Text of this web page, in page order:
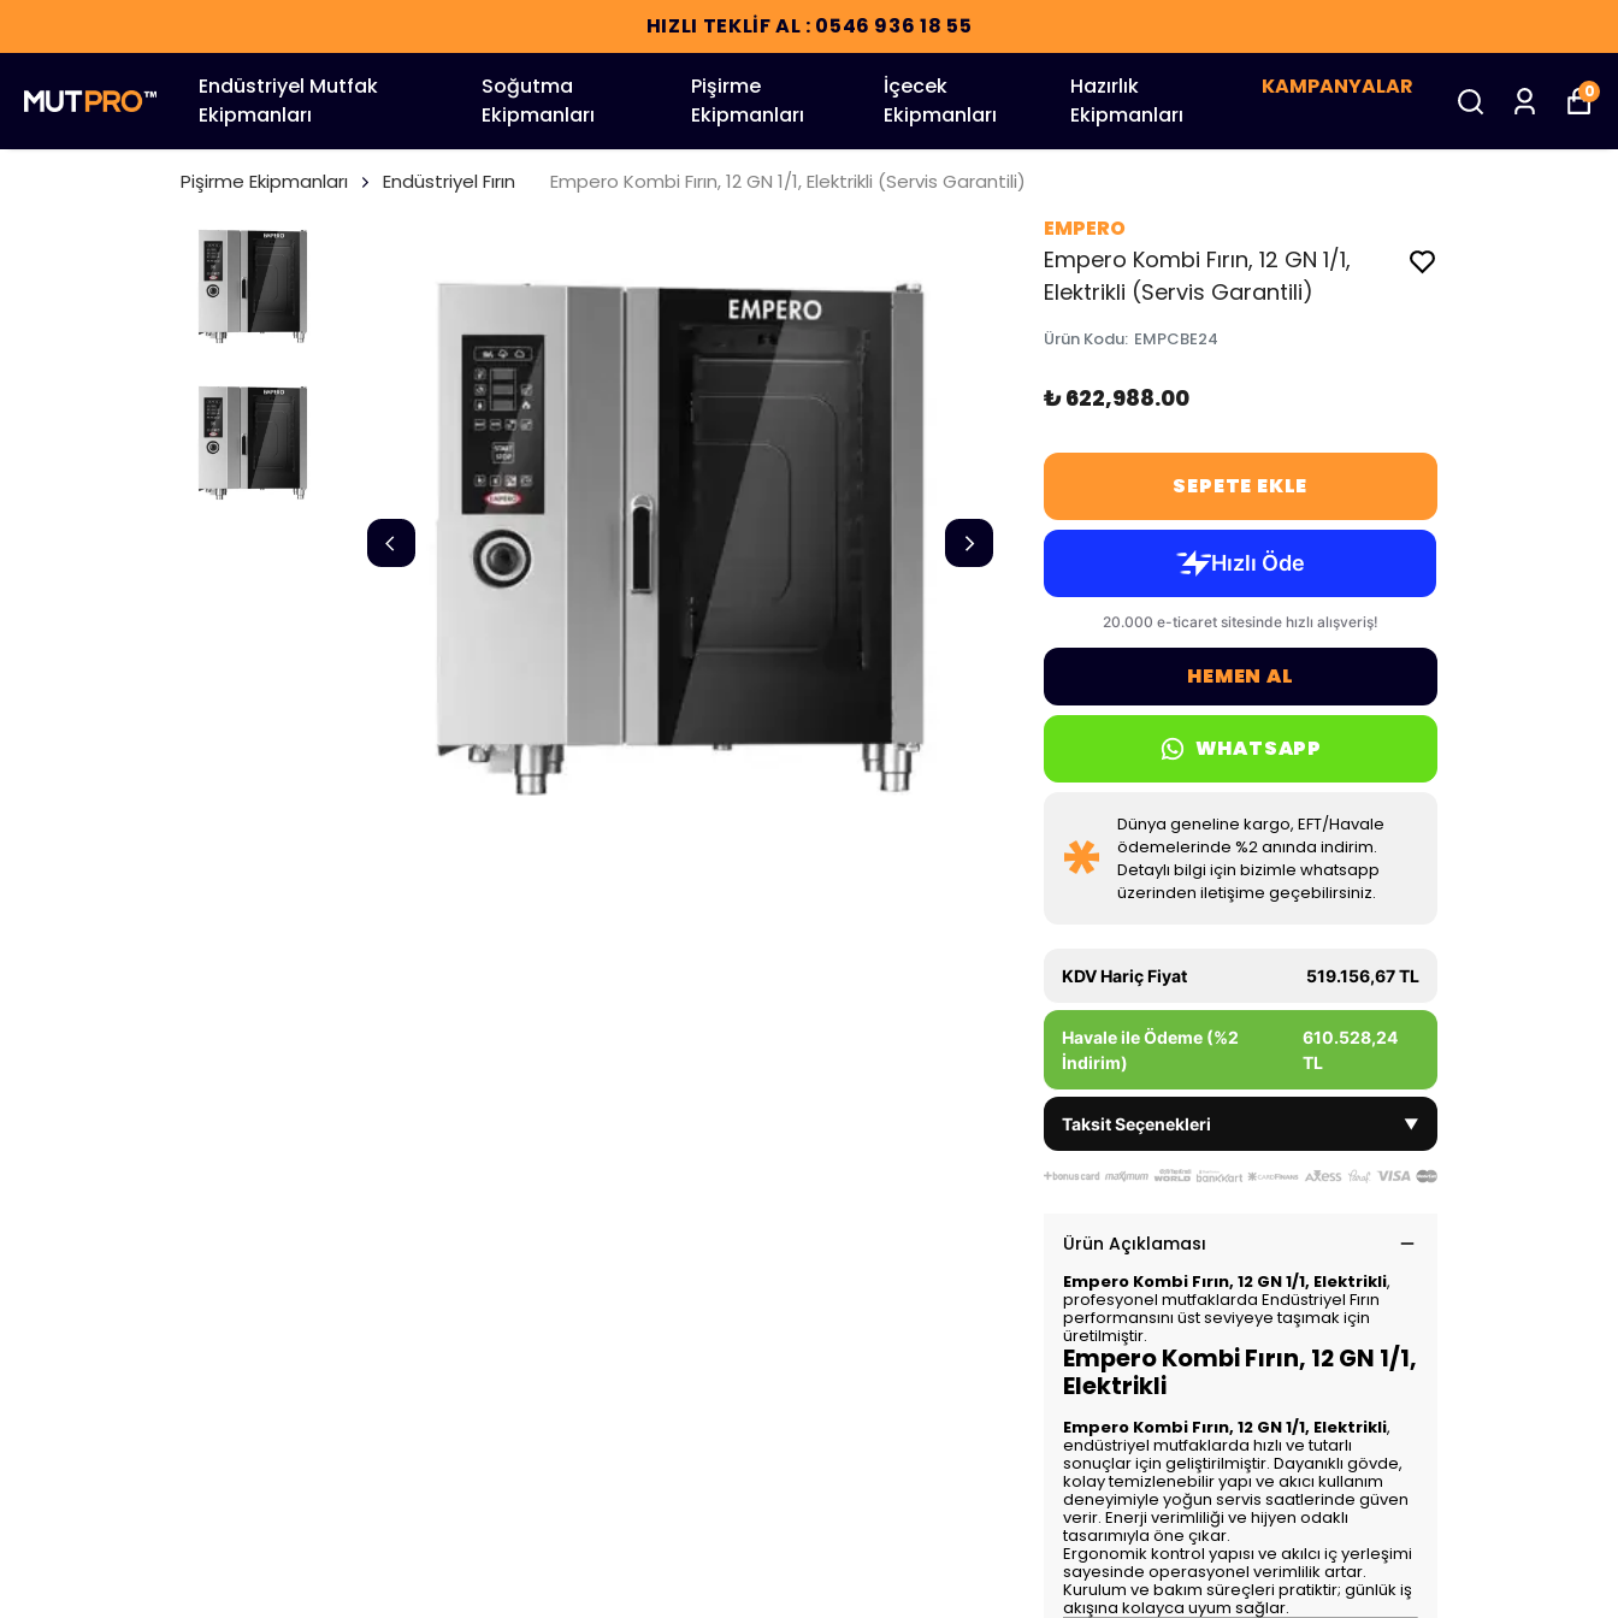
HIZLI TEKLİF AL : 0546 936 18 55
Endüstriyel Mutfak
Ekipmanları
Soğutma
Ekipmanları
Pişirme
Ekipmanları
İçecek
Ekipmanları
Hazırlık
Ekipmanları
KAMPANYALAR 0
Pişirme Ekipmanları Endüstriyel Fırın Empero Kombi Fırın, 12 GN 1/1, Elektrikli (Servis Garantili)
EMPERO
Empero Kombi Fırın, 12 GN 1/1,
Elektrikli (Servis Garantili)
Ürün Kodu: EMPCBE24
₺ 622,988.00
SEPETE EKLE
HEMEN AL
WHATSAPP
Dünya geneline kargo, EFT/Havale
ödemelerinde %2 anında indirim.
Detaylı bilgi için bizimle whatsapp
üzerinden iletişime geçebilirsiniz.
KDV Hariç Fiyat 519.156,67 TL
Havale ile Ödeme (%2
İndirim)
610.528,24
TL
Taksit Seçenekleri ▼
Ürün Açıklaması
Empero Kombi Fırın, 12 GN 1/1, Elektrikli,
profesyonel mutfaklarda Endüstriyel Fırın
performansını üst seviyeye taşımak için
üretilmiştir.
Empero Kombi Fırın, 12 GN 1/1,
Elektrikli
Empero Kombi Fırın, 12 GN 1/1, Elektrikli,
endüstriyel mutfaklarda hızlı ve tutarlı
sonuçlar için geliştirilmiştir. Dayanıklı gövde,
kolay temizlenebilir yapı ve akıcı kullanım
deneyimiyle yoğun servis saatlerinde güven
verir. Enerji verimliliği ve hijyen odaklı
tasarımıyla öne çıkar.
Ergonomik kontrol yapısı ve akılcı iç yerleşimi
sayesinde operasyonel verimlilik artar.
Kurulum ve bakım süreçleri pratiktir; günlük iş
akışına kolayca uyum sağlar.